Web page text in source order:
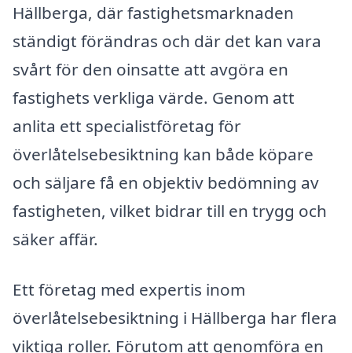
Hällberga, där fastighetsmarknaden
ständigt förändras och där det kan vara
svårt för den oinsatte att avgöra en
fastighets verkliga värde. Genom att
anlita ett specialistföretag för
överlåtelsebesiktning kan både köpare
och säljare få en objektiv bedömning av
fastigheten, vilket bidrar till en trygg och
säker affär.
Ett företag med expertis inom
överlåtelsebesiktning i Hällberga har flera
viktiga roller. Förutom att genomföra en